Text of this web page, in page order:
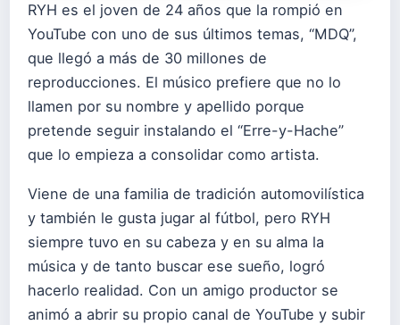
RYH es el joven de 24 años que la rompió en
YouTube con uno de sus últimos temas, “MDQ”,
que llegó a más de 30 millones de
reproducciones. El músico prefiere que no lo
llamen por su nombre y apellido porque
pretende seguir instalando el “Erre-y-Hache”
que lo empieza a consolidar como artista.
Viene de una familia de tradición automovilística
y también le gusta jugar al fútbol, pero RYH
siempre tuvo en su cabeza y en su alma la
música y de tanto buscar ese sueño, logró
hacerlo realidad. Con un amigo productor se
animó a abrir su propio canal de YouTube y subir